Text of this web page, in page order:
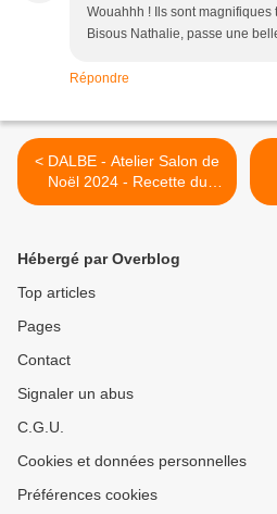
Wouahhh ! Ils sont magnifiques
Bisous Nathalie, passe une
Répondre
< DALBE - Atelier Salon de
Noël 2024 - Recette du
bonheur
Hébergé par Overblog
Top articles
Pages
Contact
Signaler un abus
C.G.U.
Cookies et données personnelles
Préférences cookies